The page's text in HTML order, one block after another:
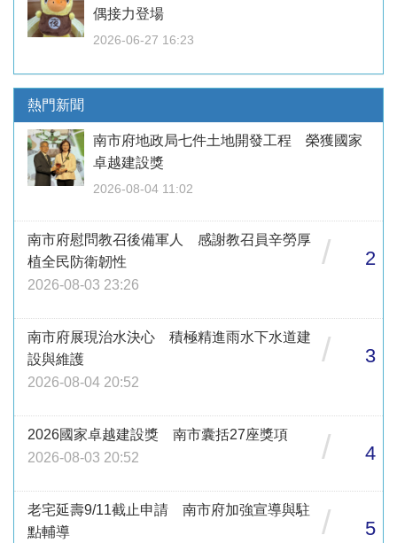
偶接力登場
2026-06-27 16:23
熱門新聞
南市府地政局七件土地開發工程 榮獲國家
卓越建設獎
2026-08-04 11:02
南市府慰問教召後備軍人 感謝教召員辛勞厚
植全民防衛韌性
2026-08-03 23:26
/ 2
南市府展現治水決心 積極精進雨水下水道建
設與維護
2026-08-04 20:52
/ 3
2026國家卓越建設獎 南市囊括27座獎項
2026-08-03 20:52
/ 4
老宅延壽9/11截止申請 南市府加強宣導與駐
點輔導
/ 5